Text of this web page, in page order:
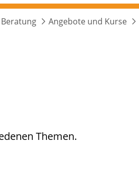
Angebote und Kurse
Themen.